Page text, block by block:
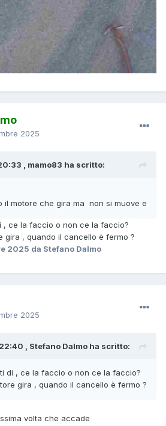
2025
, mamo83 ha scritto:
il motore che gira ma non si muove e
, ce la faccio o non ce la faccio?
gira , quando il cancello è fermo ?
2025 da Stefano Dalmo
2025
, Stefano Dalmo ha scritto:
di , ce la faccio o non ce la faccio?
gira , quando il cancello è fermo ?
volta che accade